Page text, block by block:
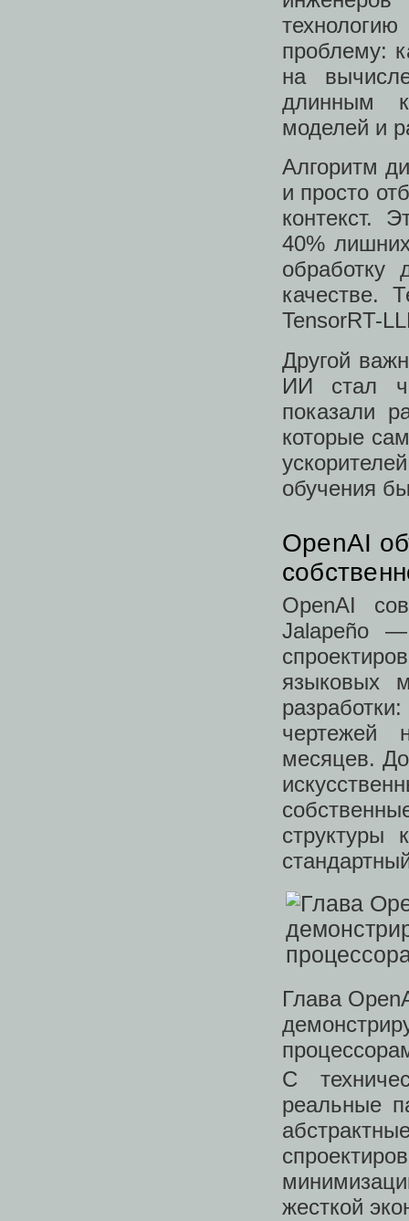
проблему:
на
длинным
моделей и
Алгоритм
и просто
контекст.
40%
обработку
качестве.
TensorRT-
Другой
ИИ стал
показали
которые
обучения
OpenAI
OpenAI
Jalapeño —
языковых
чертежей
месяцев.
структуры
Глава
С
реальные
жесткой